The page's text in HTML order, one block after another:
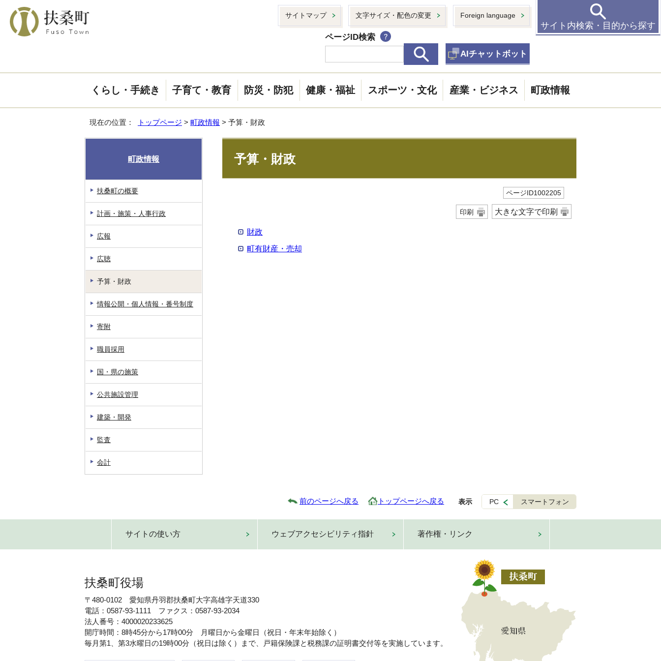
サイトマップ 文字サイズ・配色の変更 Foreign language
ページID検索
AIチャットボット
サイト内検索・目的から探す
くらし・手続き 子育て・教育 防災・防犯 健康・福祉 スポーツ・文化 産業・ビジネス 町政情報
現在の位置： トップページ > 町政情報 > 予算・財政
予算・財政
ページID1002205
印刷 大きな文字で印刷
財政
町有財産・売却
町政情報
扶桑町の概要
計画・施策・人事行政
広報
広聴
予算・財政
情報公開・個人情報・番号制度
寄附
職員採用
国・県の施策
公共施設管理
建築・開発
監査
会計
前のページへ戻る トップページへ戻る 表示 PC スマートフォン
サイトの使い方 ウェブアクセシビリティ指針 著作権・リンク
扶桑町役場
〒480-0102 愛知県丹羽郡扶桑町大字高雄字天道330
電話：0587-93-1111 ファクス：0587-93-2034
法人番号：4000020233625
開庁時間：8時45分から17時00分 月曜日から金曜日（祝日・年末年始除く）
毎月第1、第3水曜日の19時00分（祝日は除く）まで、戸籍保険課と税務課の証明書交付等を実施しています。